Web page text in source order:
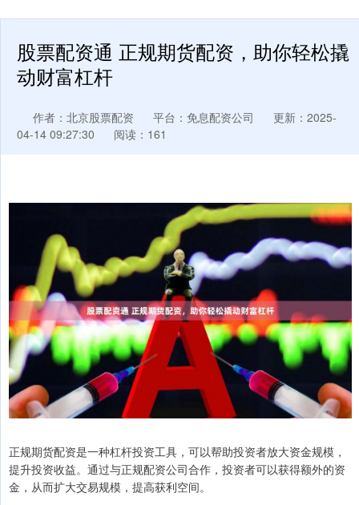
股票配资通 正规期货配资，助你轻松撬
动财富杠杆
作者：北京股票配资 平台：免息配资公司
更新：2025-
04-14 09:27:30
阅读：161
正规期货配资是一种杠杆投资工具，可以帮助投资者放大资金规模，
提升投资收益。通过与正规配资公司合作，投资者可以获得额外的资
金，从而扩大交易规模，提高获利空间。